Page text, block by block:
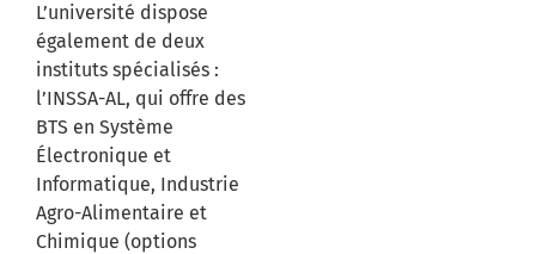
L’université dispose
également de deux
instituts spécialisés :
l’INSSA-AL, qui offre des
BTS en Système
Électronique et
Informatique, Industrie
Agro-Alimentaire et
Chimique (options